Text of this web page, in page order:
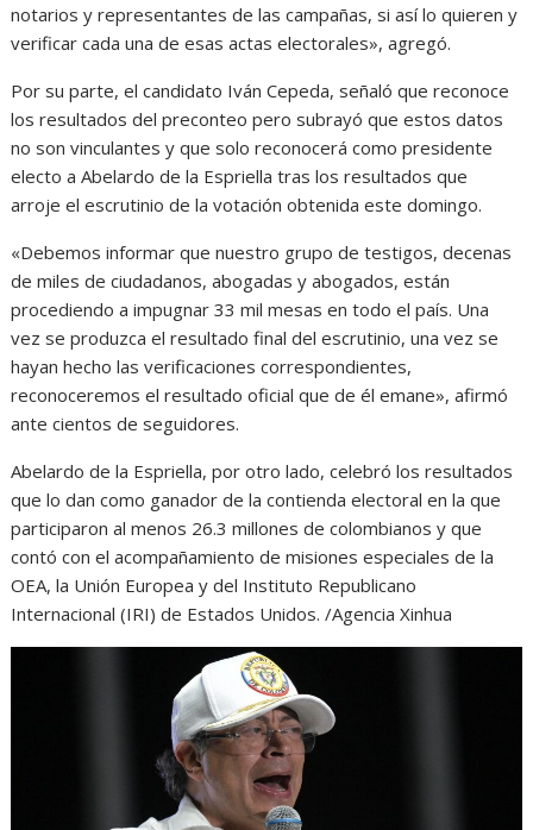
notarios y representantes de las campañas, si así lo quieren y
verificar cada una de esas actas electorales», agregó.
Por su parte, el candidato Iván Cepeda, señaló que reconoce
los resultados del preconteo pero subrayó que estos datos
no son vinculantes y que solo reconocerá como presidente
electo a Abelardo de la Espriella tras los resultados que
arroje el escrutinio de la votación obtenida este domingo.
«Debemos informar que nuestro grupo de testigos, decenas
de miles de ciudadanos, abogadas y abogados, están
procediendo a impugnar 33 mil mesas en todo el país. Una
vez se produzca el resultado final del escrutinio, una vez se
hayan hecho las verificaciones correspondientes,
reconoceremos el resultado oficial que de él emane», afirmó
ante cientos de seguidores.
Abelardo de la Espriella, por otro lado, celebró los resultados
que lo dan como ganador de la contienda electoral en la que
participaron al menos 26.3 millones de colombianos y que
contó con el acompañamiento de misiones especiales de la
OEA, la Unión Europea y del Instituto Republicano
Internacional (IRI) de Estados Unidos. /Agencia Xinhua